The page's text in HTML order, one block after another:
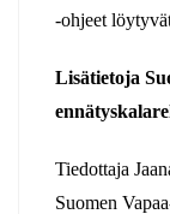
-ohjeet
Lisätietoja
Tiedottaja
Suomen